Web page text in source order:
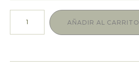
AÑADIR AL CARRITO